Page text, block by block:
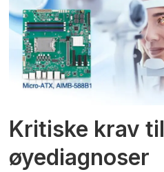
Kritiske krav til
øyediagnoser